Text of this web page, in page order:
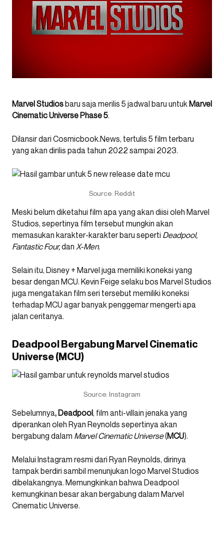
Marvel Studiosbaru saja merilis 5 jadwal baru untuk Marvel
Cinematic Universe Phase 5.
Dilansir dari Cosmicbook.News, tertulis 5 film terbaru
yang akan dirilis pada tahun 2022 sampai 2023.
Source: Reddit
Meski belum diketahui film apa yang akan diisi oleh Marvel
Studios, sepertinya film tersebut mungkin akan
memasukan karakter-karakter baru seperti Deadpool,
Fantastic Four,dan X-Men.
Selain itu, Disney + Marvel juga memiliki koneksi yang
besar dengan MCU. Kevin Feige selaku bos Marvel Studios
juga mengatakan film seri tersebut memiliki koneksi
terhadap MCU agar banyak penggemar mengerti apa
jalan ceritanya.
Deadpool Bergabung Marvel Cinematic
Universe (MCU)
Source: Instagram
Sebelumnya, Deadpool, film anti-villain jenaka yang
diperankan oleh Ryan Reynolds sepertinya akan
bergabung dalam Marvel Cinematic Universe(MCU).
Melalui Instagram resmi dari Ryan Reynolds, dirinya
tampak berdiri sambil menunjukan logo Marvel Studios
dibelakangnya. Memungkinkan bahwa Deadpool
kemungkinan besar akan bergabung dalam Marvel
Cinematic Universe.